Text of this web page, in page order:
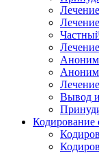
Вывод
Кодирование